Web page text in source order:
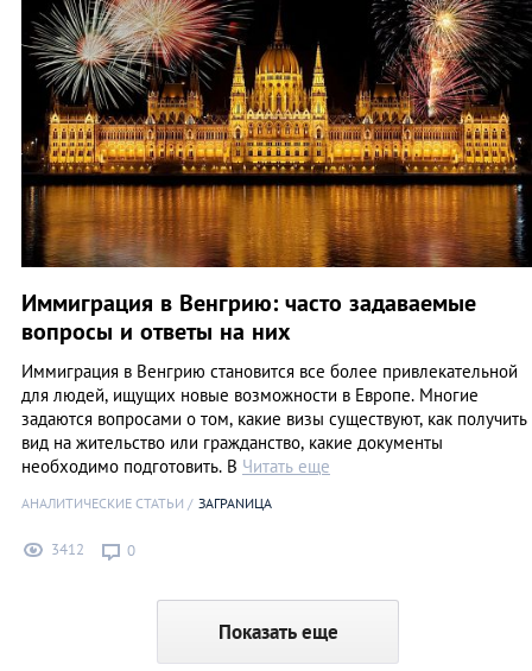
Иммиграция в Венгрию: часто задаваемые
вопросы и ответы на них
Иммиграция в Венгрию становится все более привлекательной
для людей, ищущих новые возможности в Европе. Многие
задаются вопросами о том, какие визы существуют, как получить
вид на жительство или гражданство, какие документы
необходимо подготовить. В Читать еще
АНАЛИТИЧЕСКИЕ СТАТЬИ ЗАГРАNИЦА
3412 0
Показать еще